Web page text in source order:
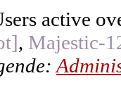
active
, Majestic-